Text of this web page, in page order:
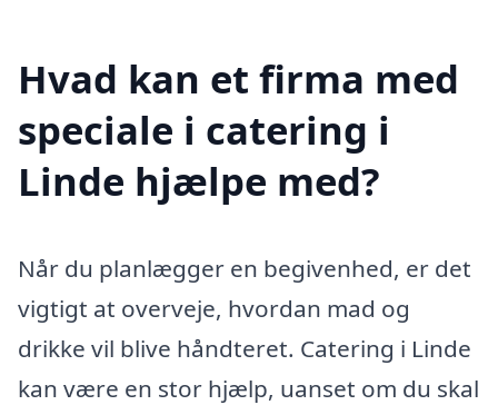
Hvad kan et firma med
speciale i catering i
Linde hjælpe med?
Når du planlægger en begivenhed, er det
vigtigt at overveje, hvordan mad og
drikke vil blive håndteret. Catering i Linde
kan være en stor hjælp, uanset om du skal